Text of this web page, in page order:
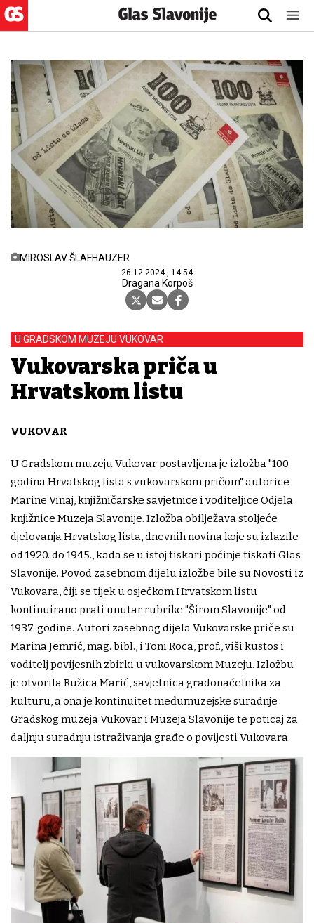
MIROSLAV ŠLAFHAUZER
26.12.2024., 14:54
Dragana Korpoš
U GRADSKOM MUZEJU VUKOVAR
Vukovarska priča u
Hrvatskom listu
VUKOVAR
U Gradskom muzeju Vukovar postavljena je izložba "100
godina Hrvatskog lista s vukovarskom pričom" autorice
Marine Vinaj, knjižničarske savjetnice i voditeljice Odjela
knjižnice Muzeja Slavonije. Izložba obilježava stoljeće
djelovanja Hrvatskog lista, dnevnih novina koje su izlazile
od 1920. do 1945., kada se u istoj tiskari počinje tiskati Glas
Slavonije. Povod zasebnom dijelu izložbe bile su Novosti iz
Vukovara, čiji se tijek u osječkom Hrvatskom listu
kontinuirano prati unutar rubrike "Širom Slavonije" od
1937. godine. Autori zasebnog dijela Vukovarske priče su
Marina Jemrić, mag. bibl., i Toni Roca, prof., viši kustos i
voditelj povijesnih zbirki u vukovarskom Muzeju. Izložbu
je otvorila Ružica Marić, savjetnica gradonačelnika za
kulturu, a ona je kontinuitet međumuzejske suradnje
Gradskog muzeja Vukovar i Muzeja Slavonije te poticaj za
daljnju suradnju istraživanja građe o povijesti Vukovara.